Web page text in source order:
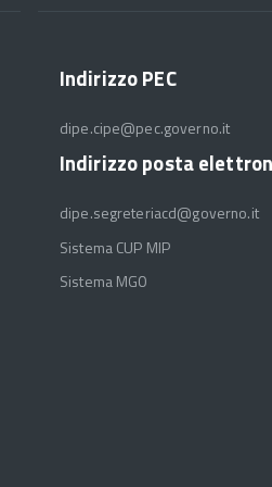
Indirizzo PEC
dipe.cipe@pec.governo.it
Indirizzo posta
dipe.segreteriacd@governo.it
Sistema CUP MIP
Sistema MGO